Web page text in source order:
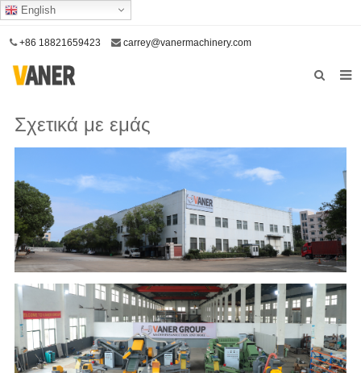
English
+86 18821659423 carrey@vanermachinery.com
Σχετικά με εμάς
Προϊόντα
Η υπηρεσία μας
Επικοινωνήστε μαζί μας
Σχετικά με εμάς